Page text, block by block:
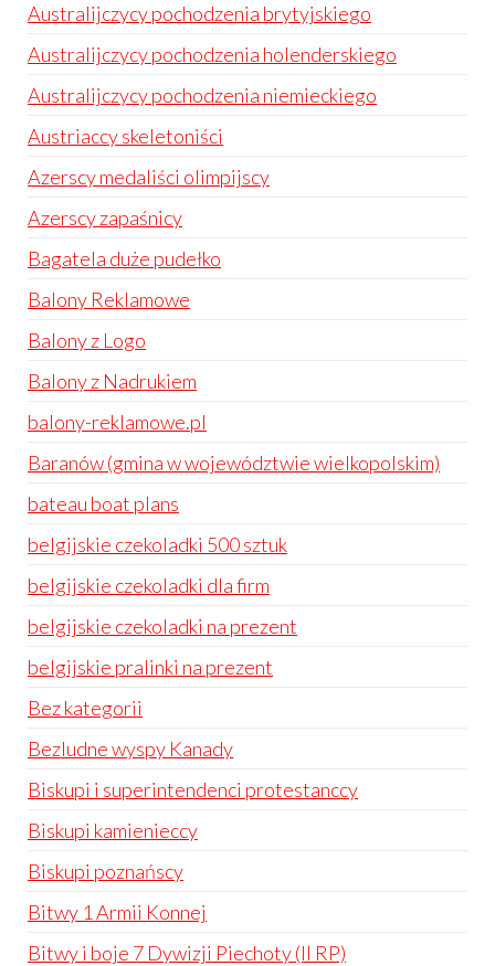
Australijczycy pochodzenia brytyjskiego
Australijczycy pochodzenia holenderskiego
Australijczycy pochodzenia niemieckiego
Austriaccy skeletoniści
Azerscy medaliści olimpijscy
Azerscy zapaśnicy
Bagatela duże pudełko
Balony Reklamowe
Balony z Logo
Balony z Nadrukiem
balony-reklamowe.pl
Baranów (gmina w województwie wielkopolskim)
bateau boat plans
belgijskie czekoladki 500 sztuk
belgijskie czekoladki dla firm
belgijskie czekoladki na prezent
belgijskie pralinki na prezent
Bez kategorii
Bezludne wyspy Kanady
Biskupi i superintendenci protestanccy
Biskupi kamienieccy
Biskupi poznańscy
Bitwy 1 Armii Konnej
Bitwy i boje 7 Dywizji Piechoty (II RP)